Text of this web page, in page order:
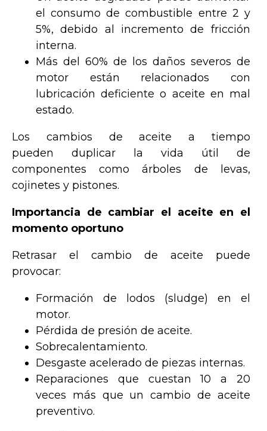
el consumo de combustible entre 2 y
5%, debido al incremento de fricción
interna.
Más del 60% de los daños severos de
motor están relacionados con
lubricación deficiente o aceite en mal
estado.
Los cambios de aceite a tiempo
pueden duplicar la vida útil de
componentes como árboles de levas,
cojinetes y pistones.
Importancia de cambiar el aceite en el
momento oportuno
Retrasar el cambio de aceite puede
provocar:
Formación de lodos (sludge) en el
motor.
Pérdida de presión de aceite.
Sobrecalentamiento.
Desgaste acelerado de piezas internas.
Reparaciones que cuestan 10 a 20
veces más que un cambio de aceite
preventivo.